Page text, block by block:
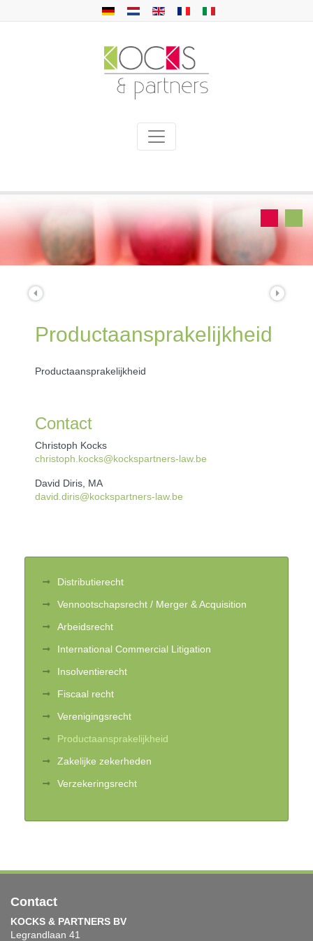
Productaansprakelijkheid
Productaansprakelijkheid
Contact
Christoph Kocks
christoph.kocks@kockspartners-law.be
David Diris, MA
david.diris@kockspartners-law.be
Distributierecht
Vennootschapsrecht / Merger & Acquisition
Arbeidsrecht
International Commercial Litigation
Insolventierecht
Fiscaal recht
Verenigingsrecht
Productaansprakelijkheid
Zakelijke zekerheden
Verzekeringsrecht
Contact
KOCKS & PARTNERS BV
Legrandlaan 41